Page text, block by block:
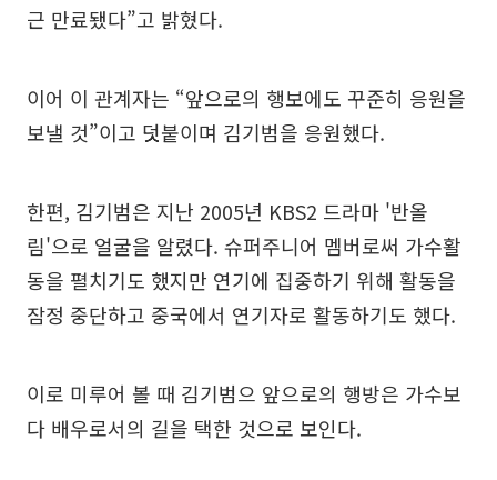
근 만료됐다”고 밝혔다.
이어 이 관계자는 “앞으로의 행보에도 꾸준히 응원을
보낼 것”이고 덧붙이며 김기범을 응원했다.
한편, 김기범은 지난 2005년 KBS2 드라마 '반올
림'으로 얼굴을 알렸다. 슈퍼주니어 멤버로써 가수활
동을 펼치기도 했지만 연기에 집중하기 위해 활동을
잠정 중단하고 중국에서 연기자로 활동하기도 했다.
이로 미루어 볼 때 김기범으 앞으로의 행방은 가수보
다 배우로서의 길을 택한 것으로 보인다.